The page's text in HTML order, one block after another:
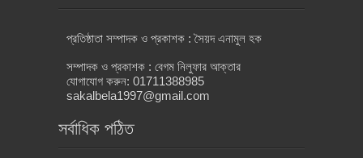
প্রতিষ্ঠাতা সম্পাদক ও প্রকাশক : সৈয়দ এনামুল হক
সম্পাদক ও প্রকাশক : বেগম নিলুফার আক্তার
যোগাযোগ করুন: 01711388985
sakalbela1997@gmail.com
সর্বাধিক পঠিত